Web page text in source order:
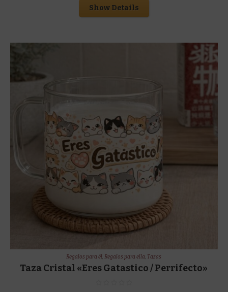
Show Details
Regalos para él,Regalos para ella, Tazas
Taza Cristal «Eres Gatastico / Perrifecto»